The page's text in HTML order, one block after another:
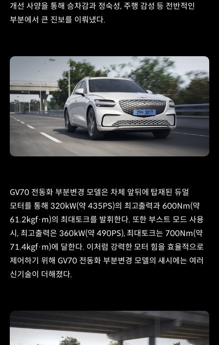
개선 사양을 통해 승차감과 정숙성, 주행 감성 등 전반적인
부분에서 큰 진보를 이뤄냈다.
GV70 전동화 부분변경 모델은 차체 앞뒤에 탑재된 듀얼
모터를 통해 320kW(약 435PS)의 최고출력과 600Nm(약
61.2kgf·m)의 최대토크를 발휘한다. 또한 부스트 모드 사용
시, 최고출력은 360kW(약 490PS), 최대토크는 700Nm(약
71.4kgf·m)에 달한다. 이처럼 강력한 모터 힘을 효율적으로
제어하기 위해 GV70 전동화 부분변경 모델의 섀시에는 여러
신기술이 더해졌다.